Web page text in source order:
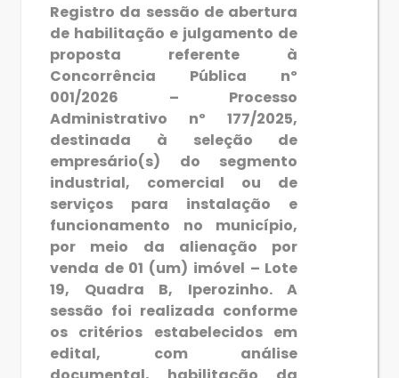
Registro da sessão de abertura
de habilitação e julgamento de
proposta referente à
Concorrência Pública nº
001/2026 – Processo
Administrativo nº 177/2025,
destinada à seleção de
empresário(s) do segmento
industrial, comercial ou de
serviços para instalação e
funcionamento no município,
por meio da alienação por
venda de 01 (um) imóvel – Lote
19, Quadra B, Iperozinho. A
sessão foi realizada conforme
os critérios estabelecidos em
edital, com análise